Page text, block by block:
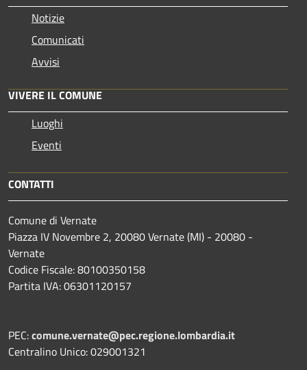
Notizie
Comunicati
Avvisi
VIVERE IL COMUNE
Luoghi
Eventi
CONTATTI
Comune di Vernate
Piazza IV Novembre 2, 20080 Vernate (MI) - 20080 -
Vernate
Codice Fiscale: 80100350158
Partita IVA: 06301120157
PEC:comune.vernate@pec.regione.lombardia.it
Centralino Unico: 029001321